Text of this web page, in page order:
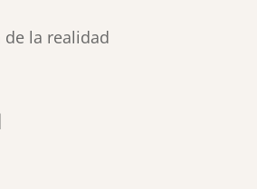
la realidad